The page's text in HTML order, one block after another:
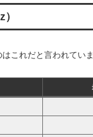
これだと言われてい